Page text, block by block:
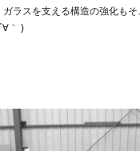
ガラスを支える構造の強化も
｀ )